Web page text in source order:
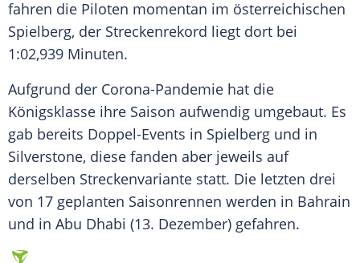
fahren die Piloten momentan im österreichischen
Spielberg, der Streckenrekord liegt dort bei
1:02,939 Minuten.
Aufgrund der Corona-Pandemie hat die
Königsklasse ihre Saison aufwendig umgebaut. Es
gab bereits Doppel-Events in Spielberg und in
Silverstone, diese fanden aber jeweils auf
derselben Streckenvariante statt. Die letzten drei
von 17 geplanten Saisonrennen werden in Bahrain
und in Abu Dhabi (13. Dezember) gefahren.